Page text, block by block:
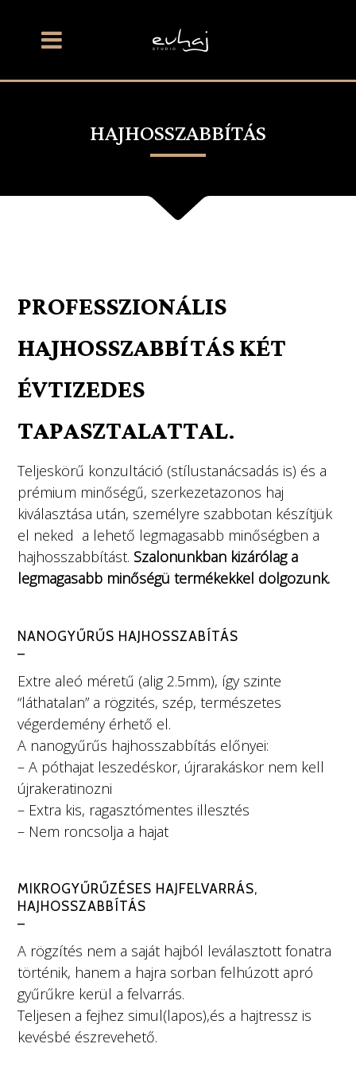
HAJHOSSZABBÍTÁS
PROFESSZIONÁLIS
HAJHOSSZABBÍTÁS KÉT
ÉVTIZEDES
TAPASZTALATTAL.
Teljeskörű konzultáció (stílustanácsadás is) és a
prémium minőségű, szerkezetazonos haj
kiválasztása után, személyre szabbotan készítjük
el neked a lehető legmagasabb minőségben a
hajhosszabbítást. Szalonunkban kizárólag a
legmagasabb minőségü termékekkel dolgozunk.
NANOGYŰRŰS HAJHOSSZABÍTÁS
–
Extre aleó méretű (alig 2.5mm), így szinte
“láthatalan” a rögzités, szép, természetes
végerdemény érhető el.
A nanogyűrűs hajhosszabbítás előnyei:
– A póthajat leszedéskor, újrarakáskor nem kell
újrakeratinozni
– Extra kis, ragasztómentes illesztés
– Nem roncsolja a hajat
MIKROGYŰRŰZÉSES HAJFELVARRÁS,
HAJHOSSZABBÍTÁS
–
A rögzítés nem a saját hajból leválasztott fonatra
történik, hanem a hajra sorban felhúzott apró
gyűrűkre kerül a felvarrás.
Teljesen a fejhez simul(lapos),és a hajtressz is
kevésbé észrevehető.